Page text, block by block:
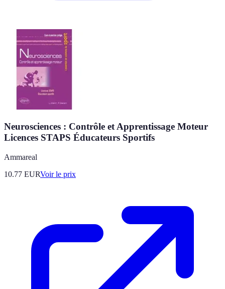
Neurosciences : Contrôle et Apprentissage Moteur
Licences STAPS Éducateurs Sportifs
Ammareal
10.77 EURVoir le prix